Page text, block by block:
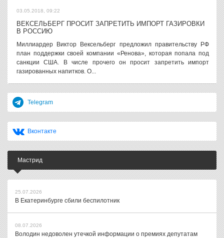
03.05.2018, 09:22
ВЕКСЕЛЬБЕРГ ПРОСИТ ЗАПРЕТИТЬ ИМПОРТ ГАЗИРОВКИ
В РОССИЮ
Миллиардер Виктор Вексельберг предложил правительству РФ
план поддержки своей компании «Ренова», которая попала под
санкции США. В числе прочего он просит запретить импорт
газированных напитков. О...
Telegram
Вконтакте
Мастрид
25.07.2026
В Екатеринбурге сбили беспилотник
08.07.2026
Володин недоволен утечкой информации о премиях депутатам